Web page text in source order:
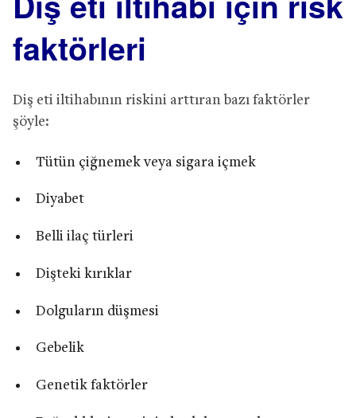
faktörleri
Diş eti iltihabının riskini arttıran bazı faktörler
şöyle:
Tütün çiğnemek veya sigara içmek
Diyabet
Belli ilaç türleri
Dişteki kırıklar
Dolguların düşmesi
Gebelik
Genetik faktörler